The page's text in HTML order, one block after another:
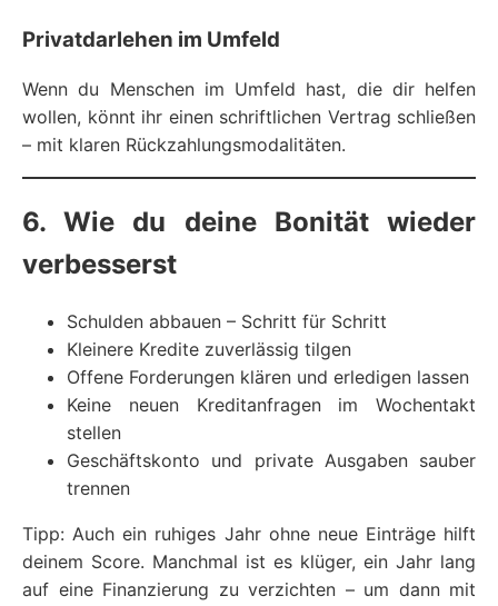
Privatdarlehen im Umfeld
Wenn du Menschen im Umfeld hast, die dir helfen
wollen, könnt ihr einen schriftlichen Vertrag schließen
– mit klaren Rückzahlungsmodalitäten.
6. Wie du deine Bonität wieder
verbesserst
Schulden abbauen – Schritt für Schritt
Kleinere Kredite zuverlässig tilgen
Offene Forderungen klären und erledigen lassen
Keine neuen Kreditanfragen im Wochentakt
stellen
Geschäftskonto und private Ausgaben sauber
trennen
Tipp: Auch ein ruhiges Jahr ohne neue Einträge hilft
deinem Score. Manchmal ist es klüger, ein Jahr lang
auf eine Finanzierung zu verzichten – um dann mit